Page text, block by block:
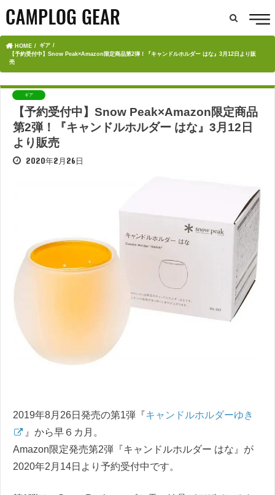
HOME
ギア
【予約受付中】Snow Peak×Amazon限定商品第2弾！『キャンドルホルダー はな』3月12日より販
売
ギア
【予約受付中】Snow Peak×Amazon限定商品
第2弾！『キャンドルホルダー はな』3月12日
より販売
2020年2月26日
2019年8月26日発売の第1弾『キャンドルホルダーゆき
』から早６カ月。
Amazon限定発売第2弾『キャンドルホルダー はな』が
2020年2月14日より予約受付中です。